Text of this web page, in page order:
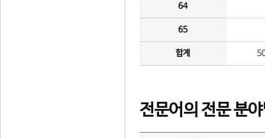
64
65
합계
전문어의 전문 분